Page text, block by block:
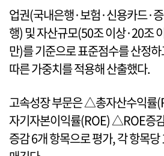
업권(국내은행·보험·신용카드·
행) 및 자산규모(50조 이상·20조
만)를 기준으로 표준점수를 산정
따른 가중치를 적용해 산출했다.
고속성장 부문은 △총자산수익
자기자본이익률(ROE) △ROE
증감 6개 항목으로 평가, 각 항목